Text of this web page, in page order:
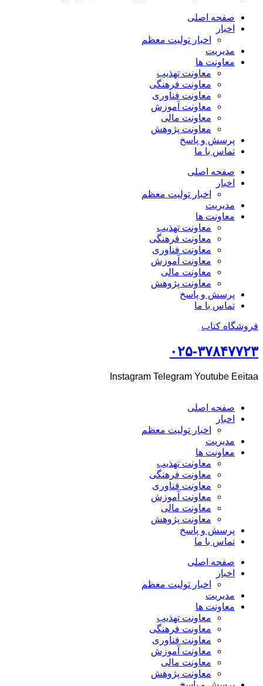
صفحه اصلی
اخبار
اخبار تولیت معظم
مدیریت
معاونت ها
معاونت تهذیب
معاونت فرهنگی
معاونت فناوری
معاونت آموزش
معاونت مالی
معاونت پژوهش
پرسش و پاسخ
تماس با ما
صفحه اصلی
اخبار
اخبار تولیت معظم
مدیریت
معاونت ها
معاونت تهذیب
معاونت فرهنگی
معاونت فناوری
معاونت آموزش
معاونت مالی
معاونت پژوهش
پرسش و پاسخ
تماس با ما
فروشگاه کتاب
۰۲۵-۳۷۸۴۷۷۲۳
Instagram Telegram Youtube Eeitaa
صفحه اصلی
اخبار
اخبار تولیت معظم
مدیریت
معاونت ها
معاونت تهذیب
معاونت فرهنگی
معاونت فناوری
معاونت آموزش
معاونت مالی
معاونت پژوهش
پرسش و پاسخ
تماس با ما
صفحه اصلی
اخبار
اخبار تولیت معظم
مدیریت
معاونت ها
معاونت تهذیب
معاونت فرهنگی
معاونت فناوری
معاونت آموزش
معاونت مالی
معاونت پژوهش